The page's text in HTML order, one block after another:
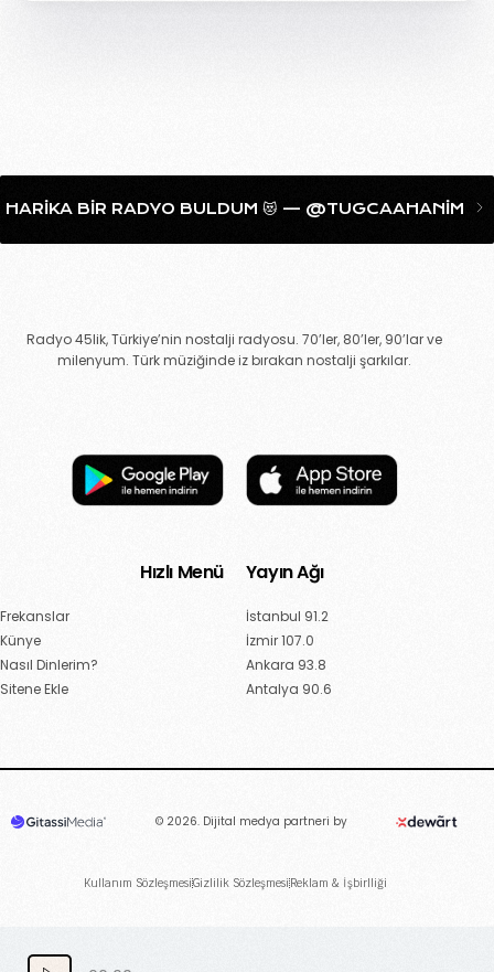
BULDUM 😻 — @TUGCAAHANIM
Radyo 45lik, Türkiye’nin nostalji radyosu. 70’ler, 80’ler, 90’lar ve
milenyum. Türk müziğinde iz bırakan nostalji şarkılar.
Hızlı Menü
Frekanslar
Künye
Nasıl Dinlerim?
Sitene Ekle
Yayın Ağı
İstanbul 91.2
İzmir 107.0
Ankara 93.8
Antalya 90.6
© 2026. Dijital medya partneri by
Kullanım SözleşmesiGizlilik SözleşmesiReklam & İşbirlliği